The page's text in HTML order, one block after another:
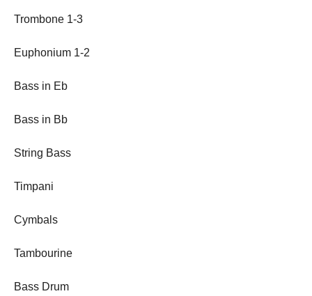
Trombone 1-3
Euphonium 1-2
Bass in Eb
Bass in Bb
String Bass
Timpani
Cymbals
Tambourine
Bass Drum